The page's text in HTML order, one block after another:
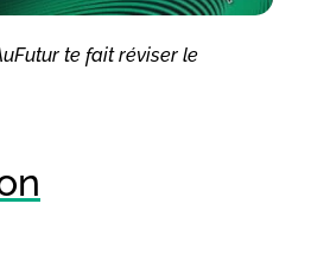
te fait réviser le